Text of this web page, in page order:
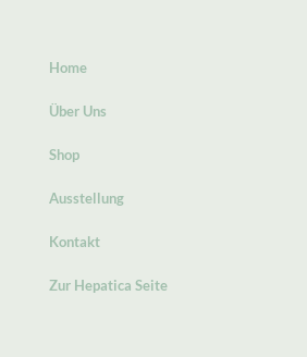
Home
Über Uns
Shop
Ausstellung
Kontakt
Zur Hepatica Seite